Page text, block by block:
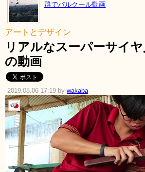
群でパルクール動画
アートとデザイン
リアルなスーパーサイ
の動画
2019.08.06 17:19 by wakaba